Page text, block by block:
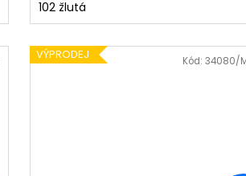
102 žlutá
VÝPRODEJ Kód: 34080/